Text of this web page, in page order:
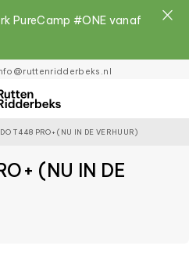
PureCamp #ONE vanaf
T 448 PRO+ (NU IN DE VERHUUR)
(NU IN DE